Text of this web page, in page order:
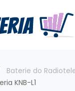
Baterie do
KNB-L1